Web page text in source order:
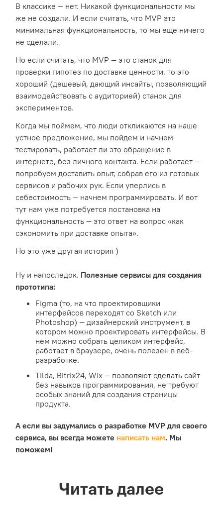
В классике — нет. Никакой функциональности мы
же не создали. И если считать, что MVP это
минимальная функциональность, то мы еще ничего
не сделали.
Но если считать, что MVP — это станок для
проверки гипотез по доставке ценности, то это
хороший (дешевый, дающий инсайты, позволяющий
взаимодействовать с аудиторией) станок для
экспериментов.
Когда мы поймем, что люди откликаются на наше
устное предложение, мы пойдем и начнем
тестировать, работает ли это обращение в
интернете, без личного контакта. Если работает —
попробуем доставить опыт, собрав его из готовых
сервисов и рабочих рук. Если уперлись в
себестоимость — начнем программировать. И вот
тут нам уже потребуется постановка на
функциональность — это ответ на вопрос «как
сэкономить при доставке опыта».
Но это уже другая история )
Ну и напоследок. Полезные сервисы для создания
прототипа:
Figma (то, на что проектировщики
интерфейсов переходят со Sketch или
Photoshop) — дизайнерский инструмент, в
котором можно проектировать интерфейсы. В
нем можно собрать целиком интерфейс,
работает в браузере, очень полезен в веб-
разработке.
Tilda, Bitrix24, Wix — позволяют сделать сайт
без навыков программирования, не требуют
особых знаний для создания страницы
продукта.
А если вы задумались о разработке MVP для своего
сервиса, вы всегда можете написать нам. Мы
поможем!
Читать далее